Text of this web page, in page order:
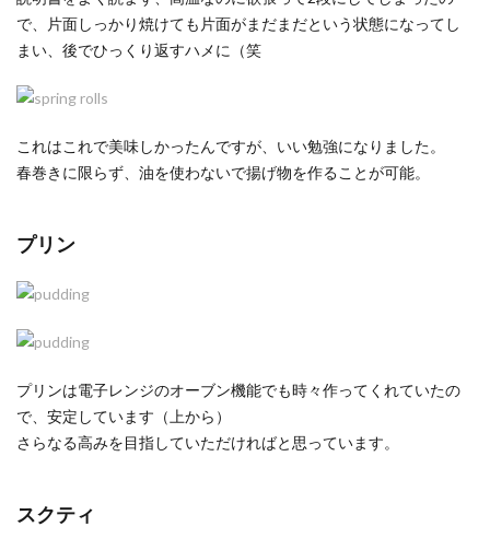
で、片面しっかり焼けても片面がまだまだという状態になってし
まい、後でひっくり返すハメに（笑
これはこれで美味しかったんですが、いい勉強になりました。
春巻きに限らず、油を使わないで揚げ物を作ることが可能。
プリン
プリンは電子レンジのオーブン機能でも時々作ってくれていたの
で、安定しています（上から）
さらなる高みを目指していただければと思っています。
スクティ